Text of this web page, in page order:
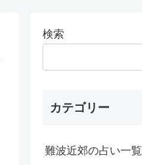
検索
カテゴリー
難波近郊の占い一覧